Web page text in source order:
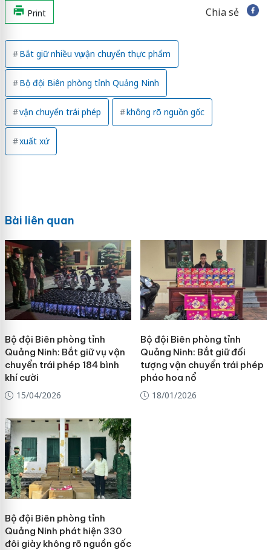
Print Chia sẻ
Bắt giữ nhiều vụ vận chuyển thực phẩm
Bộ đội Biên phòng tỉnh Quảng Ninh
vận chuyển trái phép không rõ nguồn gốc
xuất xứ
Bài liên quan
Bộ đội Biên phòng tỉnh
Quảng Ninh: Bắt giữ vụ vận
chuyển trái phép 184 bình
khí cười
15/04/2026
Bộ đội Biên phòng tỉnh
Quảng Ninh: Bắt giữ đối
tượng vận chuyển trái phép
pháo hoa nổ
18/01/2026
Bộ đội Biên phòng tỉnh
Quảng Ninh phát hiện 330
đôi giày không rõ nguồn gốc